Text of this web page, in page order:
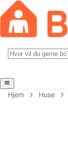
Hjem Huse